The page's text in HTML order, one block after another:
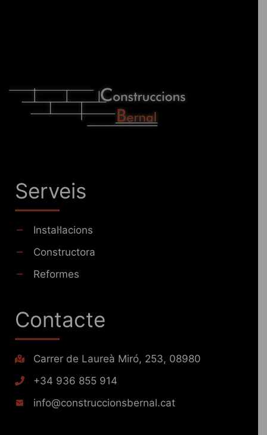
Serveis
Instal·lacions
Constructora
Reformes
Contacte
Carrer de Laureà Miró, 253, 08980
+34 936 855 914
info@construccionsbernal.cat